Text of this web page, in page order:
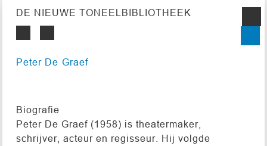
DE NIEUWE TONEELBIBLIOTHEEK
Peter De Graef
Biografie
Peter De Graef (1958) is theatermaker,
schrijver, acteur en regisseur. Hij volgde